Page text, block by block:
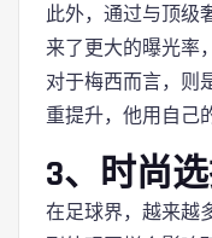
此外，通过与顶级
来了更大的曝光率
对于梅西而言，则
重提升，他用自己
3、时尚
在足球界，越来越